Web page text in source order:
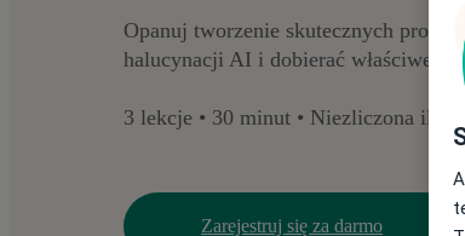
Opanuj tworzenie skutecznych
halucynacji AI i dobierać właściwe
3 lekcje • 30 minut • Niezliczona ilość
Zarejestruj się za darmo